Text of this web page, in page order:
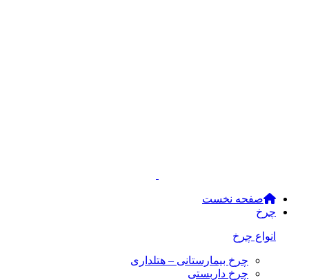
صفحه نخست
چرخ
انواع چرخ
چرخ بیمارستانی – هتلداری
چرخ داربستی